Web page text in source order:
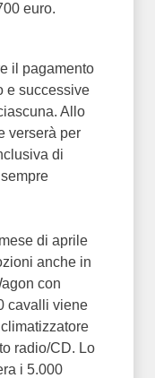
euro.
il pagamento
e successive
Allo
verserà per
di
di aprile
anche in
con
cavalli viene
radio/CD. Lo
i 5.000